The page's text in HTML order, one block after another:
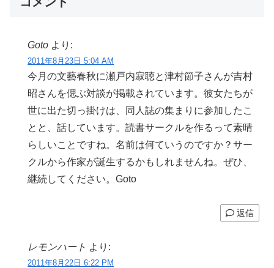
Goto より:
2011年8月23日 5:04 AM
今月の文藝春秋に瀬戸内寂聴と津村節子さんが吉村
昭さんを偲ぶ対談が掲載されています。彼女たちが
世に出た切っ掛けは、同人誌の集まりに参加したこ
とと、話しています。読書サークルを作るって素晴
らしいことですね。名前は何ていうのですか？サー
クルから作家が誕生するかもしれませんね。ぜひ、
継続してください。Goto
返信
レモンハート より:
2011年8月22日 6:22 PM